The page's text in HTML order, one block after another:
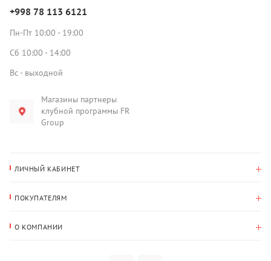
+998 78 113 6121
Пн-Пт 10:00 - 19:00
Сб 10:00 - 14:00
Вс - выходной
Магазины партнеры
клубной программы FR
Group
ЛИЧНЫЙ КАБИНЕТ
Адрес для доставки
ПОКУПАТЕЛЯМ
О КОМПАНИИ